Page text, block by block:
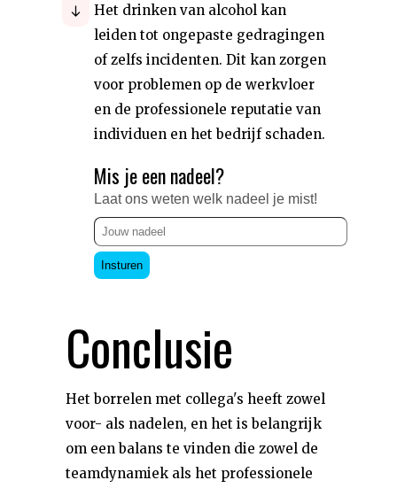
Het drinken van alcohol kan
leiden tot ongepaste gedragingen
of zelfs incidenten. Dit kan zorgen
voor problemen op de werkvloer
en de professionele reputatie van
individuen en het bedrijf schaden.
Mis je een nadeel?
Laat ons weten welk nadeel je mist!
Insturen
Conclusie
Het borrelen met collega's heeft zowel
voor- als nadelen, en het is belangrijk
om een balans te vinden die zowel de
teamdynamiek als het professionele